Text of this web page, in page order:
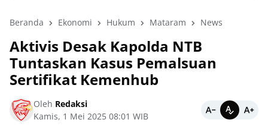
Beranda Ekonomi Hukum Mataram News
Aktivis Desak Kapolda NTB
Tuntaskan Kasus Pemalsuan
Sertifikat Kemenhub
Oleh Redaksi
Kamis, 1 Mei 2025 08:01 WIB